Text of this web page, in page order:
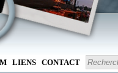
LIENS CONTACT